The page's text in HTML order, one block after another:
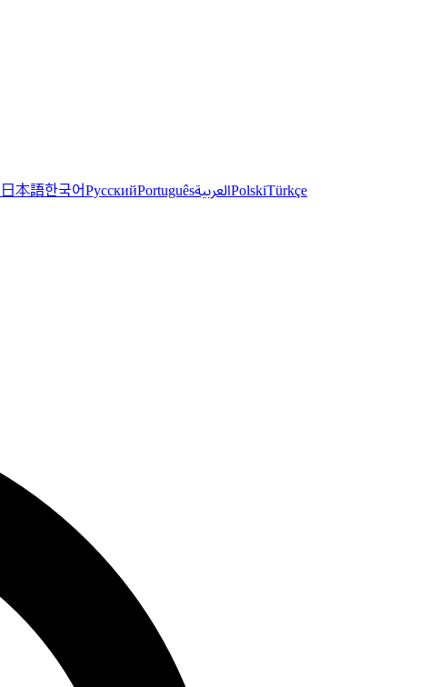
日本語한국어РусскийPortuguêsالعربيةPolskiTürkçe